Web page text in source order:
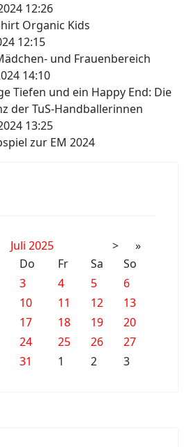
12:26
Organic Kids
12:15
und Frauenbereich
14:10
Tiefen und ein Happy End: Die
der TuS-Handballerinnen
13:25
zur EM 2024
Juli 2025 >
»
Do Fr Sa
So
3 4 5
6
10 11 12
13
17 18 19
20
24 25 26
27
31 1 2 3